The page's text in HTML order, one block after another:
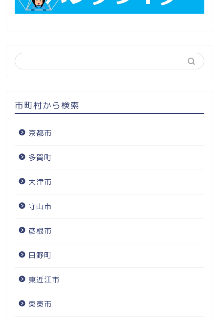
市町村から検索
京都市
多賀町
大津市
守山市
彦根市
日野町
東近江市
栗東市